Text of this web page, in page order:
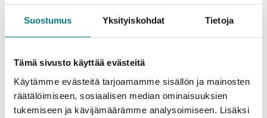
Suostumus Yksityiskohdat Tietoja
Tämä sivusto käyttää evästeitä
Käytämme evästeitä tarjoamamme sisällön ja mainosten
räätälöimiseen, sosiaalisen median ominaisuuksien
tukemiseen ja kävijämäärämme analysoimiseen. Lisäksi
Yhteistyö